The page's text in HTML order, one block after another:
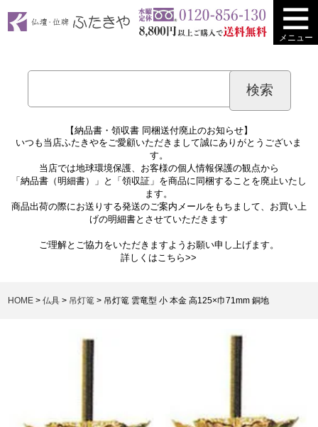
メニュー
【納品書・領収書 同梱送付廃止のお知らせ】
いつも当店ふたきやをご愛顧いただきまして誠にありがとうございま
す。
当店では地球環境保護、お客様の個人情報保護の観点から
「納品書（明細書）」と「領収証」を商品に同梱することを廃止いたし
ます。
商品出荷の際にお送りする発送のご案内メールをもちまして、お買い上
げの明細書とさせていただきます
ご理解とご協力をいただきますようお願い申し上げます。
詳しくはこちら>>
HOME 仏具 吊灯篭 吊灯篭 雲竜型 小 本金 高125×巾71mm 銅地